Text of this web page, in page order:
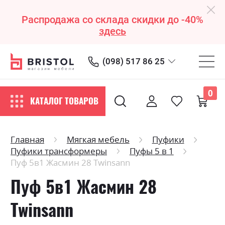
Распродажа со склада скидки до -40%
здесь
(098) 517 86 25
КАТАЛОГ ТОВАРОВ
0
Главная Мягкая мебель
Пуфики
Пуфики трансформеры
Пуфы 5 в 1
Пуф 5в1 Жасмин 28 Twinsann
Пуф 5в1 Жасмин 28
Twinsann